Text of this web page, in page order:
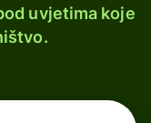
uvjetima koje